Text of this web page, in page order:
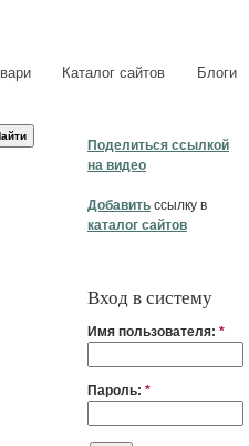
Каталог сайтов Блоги
Поделиться ссылкой
на видео
Добавить ссылку в
каталог сайтов
Вход в систему
Имя пользователя: *
Пароль: *